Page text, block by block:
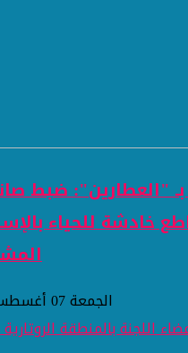
"العطارين": ضبط
خادشة للحياء
الجمعة 07 أغسطس 2026 03:22 مساءً